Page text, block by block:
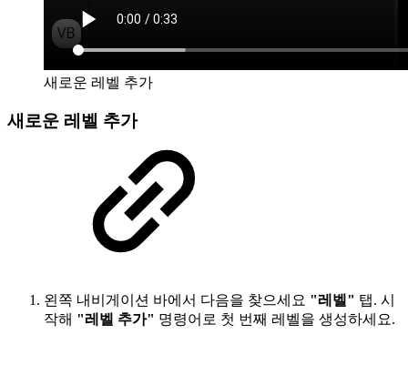
새로운 레벨 추가
새로운 레벨 추가
왼쪽 내비게이션 바에서 다음을 찾으세요 "레벨" 탭. 시
작해 "레벨 추가" 명령어로 첫 번째 레벨을 생성하세요.